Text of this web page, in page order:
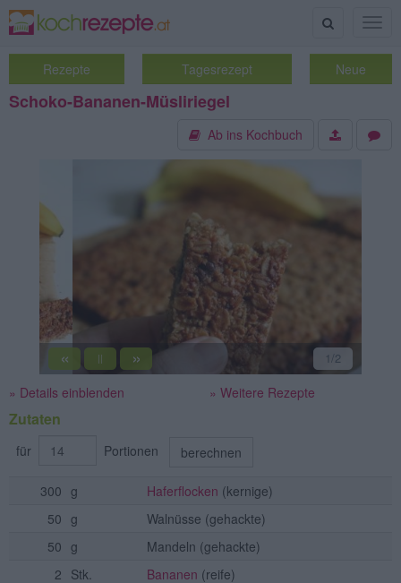
Suche
Rezepte Tagesrezept Neue
Schoko-Bananen-Müsliriegel
Ab ins Kochbuch
« || » 2 /2
» Details einblenden » Weitere Rezepte
Zutaten
für Portionen berechnen
300 g Haferflocken (kernige)
50 g Walnüsse (gehackte)
50 g Mandeln (gehackte)
2 Stk. Bananen (reife)